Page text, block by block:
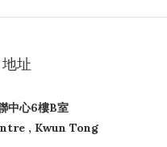
址
中心6樓B室
, Kwun Tong